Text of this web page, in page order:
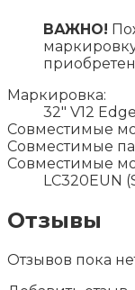
ВАЖНО!
Маркировка:
32" V12
Совместимые
Совместимые
Совместимые
LC320EUN
Отзывы
Отзывов пока